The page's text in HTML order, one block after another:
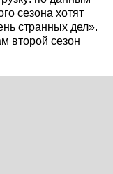
сезона хотят
странных дел».
второй сезон